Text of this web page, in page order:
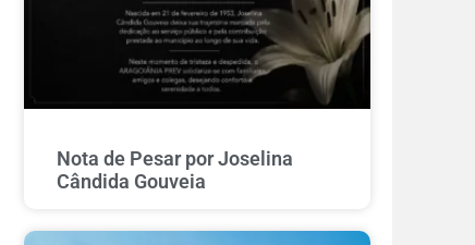
Nota de Pesar por Joselina
Cândida Gouveia